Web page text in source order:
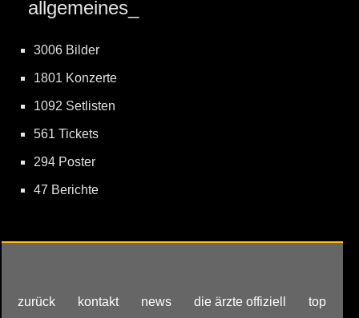
allgemeines_
3006 Bilder
1801 Konzerte
1092 Setlisten
561 Tickets
294 Poster
47 Berichte
zurück kontakt news die ärzte offiziell top